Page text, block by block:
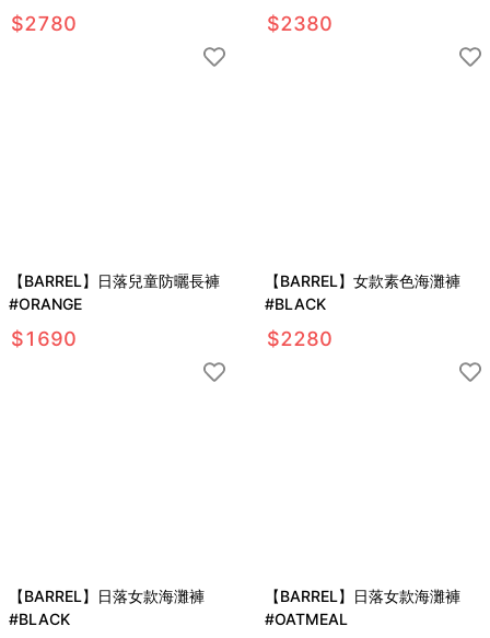
$2780 $2380
【BARREL】日落兒童防曬長褲
#ORANGE
$1690
【BARREL】女款素色海灘褲
#BLACK
$2280
【BARREL】日落女款海灘褲
#BLACK
【BARREL】日落女款海灘褲
#OATMEAL